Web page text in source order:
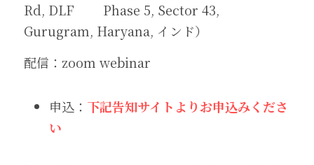
Rd, DLF 　　Phase 5, Sector 43,
Gurugram, Haryana, インド）
配信：zoom webinar
申込： 下記告知サイトよりお申込みくださ
い